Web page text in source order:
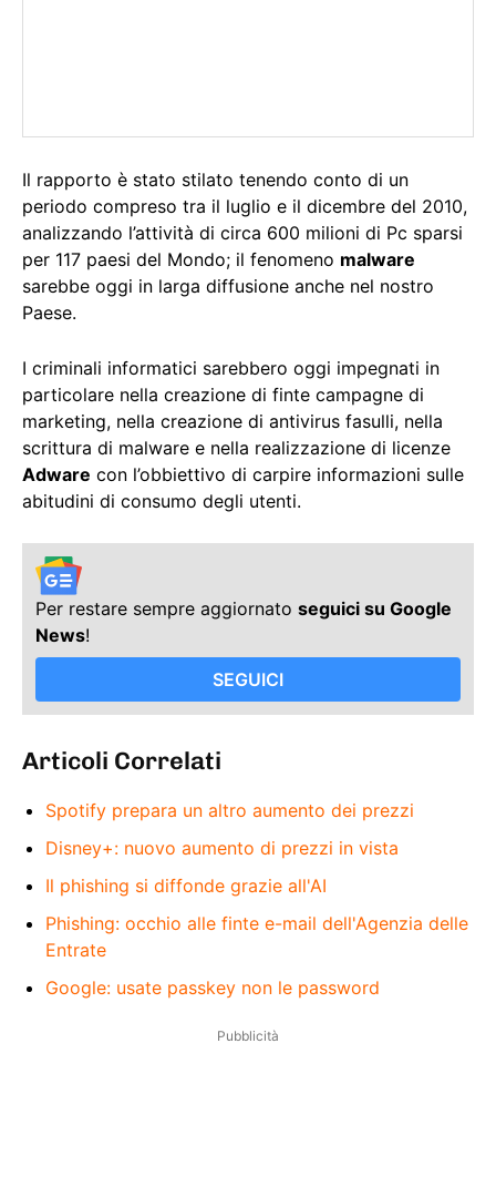
Il rapporto è stato stilato tenendo conto di un
periodo compreso tra il luglio e il dicembre del 2010,
analizzando l’attività di circa 600 milioni di Pc sparsi
per 117 paesi del Mondo; il fenomeno malware
sarebbe oggi in larga diffusione anche nel nostro
Paese.
I criminali informatici sarebbero oggi impegnati in
particolare nella creazione di finte campagne di
marketing, nella creazione di antivirus fasulli, nella
scrittura di malware e nella realizzazione di licenze
Adware con l’obbiettivo di carpire informazioni sulle
abitudini di consumo degli utenti.
Per restare sempre aggiornato seguici su Google
News!
SEGUICI
Articoli Correlati
Spotify prepara un altro aumento dei prezzi
Disney+: nuovo aumento di prezzi in vista
Il phishing si diffonde grazie all'AI
Phishing: occhio alle finte e-mail dell'Agenzia delle
Entrate
Google: usate passkey non le password
Pubblicità